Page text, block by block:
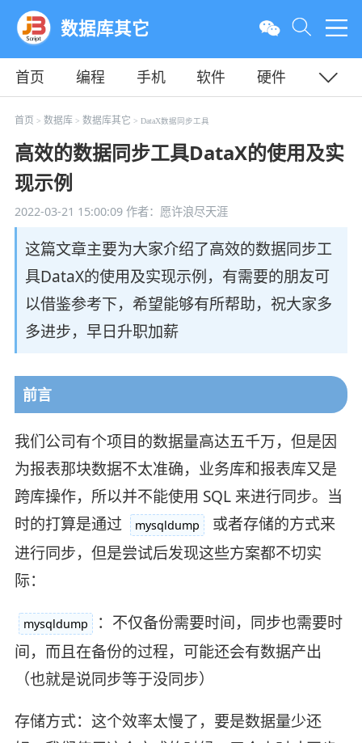
数据库其它
首页 编程 手机 软件
硬件
教程
平面 服务器
首页 > 数据库> 数据库其它 > DataX数据同步工具
高效的数据同步工具DataX的使用及实
现示例
2022-03-21 15:00:09作者：愿许浪尽天涯
这篇文章主要为大家介绍了高效的数据同步工
具DataX的使用及实现示例，有需要的朋友可
以借鉴参考下，希望能够有所帮助，祝大家多
多进步，早日升职加薪
前言
我们公司有个项目的数据量高达五千万，但是因
为报表那块数据不太准确，业务库和报表库又是
跨库操作，所以并不能使用 SQL 来进行同步。当
时的打算是通过
mysqldump
或者存储的方式来
进行同步，但是尝试后发现这些方案都不切实
际：
mysqldump
：不仅备份需要时间，同步也需要时
间，而且在备份的过程，可能还会有数据产出
（也就是说同步等于没同步）
存储方式：这个效率太慢了，要是数据量少还